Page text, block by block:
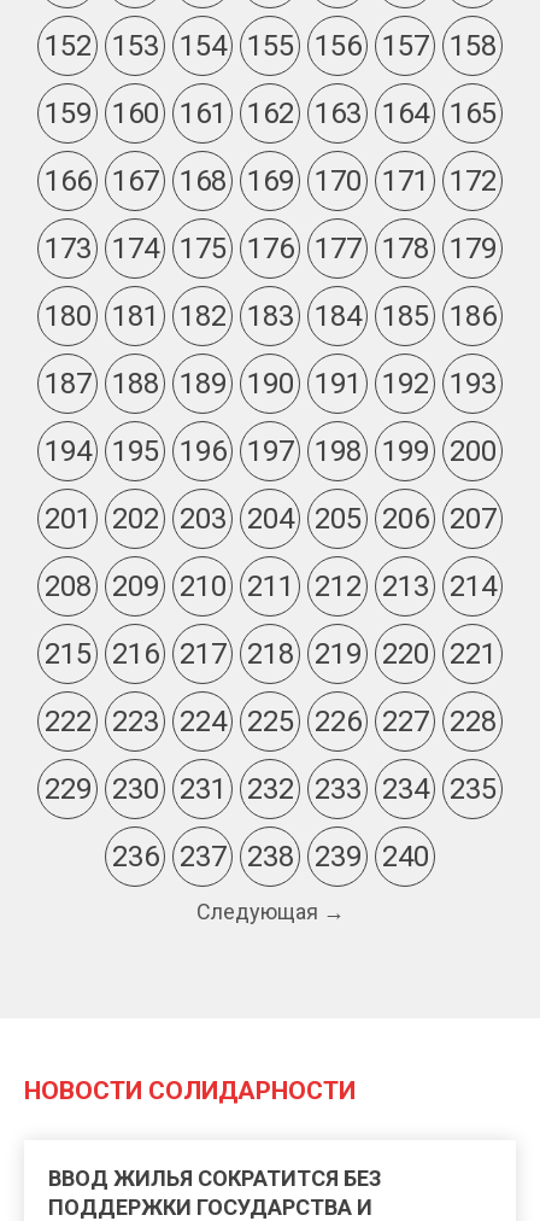
152
153 154 155 156 157
158
159
160 161 162 163 164
165
166
167 168 169 170 171
172
173
174 175 176 177 178
179
180
181 182 183 184 185
186
187
188 189 190 191 192
193
194
195 196 197 198 199
200
201
202 203 204 205 206
207
208
209 210 211 212 213
214
215
216 217 218 219 220
221
222
223 224 225 226 227
228
229
230 231 232 233 234
235
236
237 238 239 240
Следующая →
НОВОСТИ СОЛИДАРНОСТИ
ВВОД ЖИЛЬЯ СОКРАТИТСЯ БЕЗ
ПОДДЕРЖКИ ГОСУДАРСТВА И